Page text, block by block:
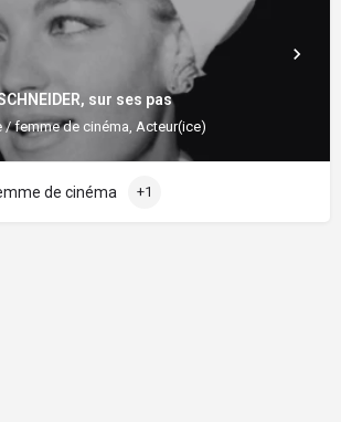
sur ses pas
/ femme de cinéma, Acteur(ice)
de cinéma +1